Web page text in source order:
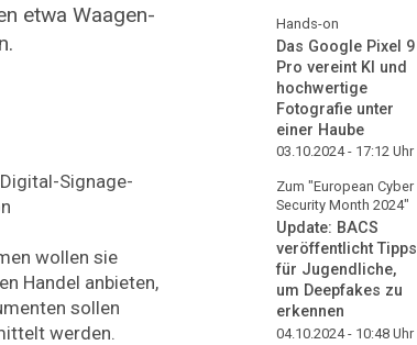
etwa Waagen-
Signage-
wollen sie
Handel anbieten,
sollen
werden.
Hands-on
Das Google Pixel 9
Pro vereint KI und
hochwertige
Fotografie unter
einer Haube
03.10.2024 - 17:12 Uhr
Zum "European Cyber
Security Month 2024"
Update: BACS
veröffentlicht Tipps
für Jugendliche,
um Deepfakes zu
erkennen
04.10.2024 - 10:48 Uhr